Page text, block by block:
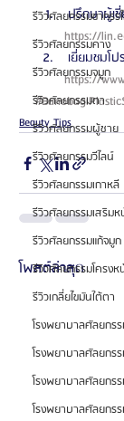
รีวิวศัลยกรรมขากรร
รีวิวศัลยกรรมคาง
รีวิวศัลยกรรมจมูก
รีวิวศัลยกรรมตา
รีวิวศัลยกรรมผู้ชาย
รีวิวศัลยกรรมวีไลน์
รีวิวศัลยกรรมเกาหลี
รีวิวศัลยกรรมเสริม
รีวิวศัลยกรรมแก้จมูก
รีวิวศัลยกรรมโครงห
รีวิวเกลี่ยไขมันใต้ตา
โรงพยาบาลศัลยกรร
โรงพยาบาลศัลยกร
โรงพยาบาลศัลยกร
โรงพยาบาลศัลยกร
ปรึกษาผู้เ
https://
เยี่ยมชมโ
https://
Beauty Tips
โพสต์ล่าสุด